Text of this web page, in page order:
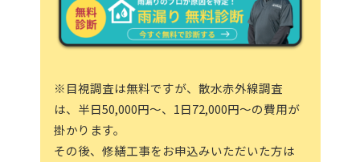
※目視調査は無料ですが、散水赤外線調査
は、半日50,000円～、1日72,000円～の費用が
掛かります。
その後、修繕工事をお申込みいただいた方は